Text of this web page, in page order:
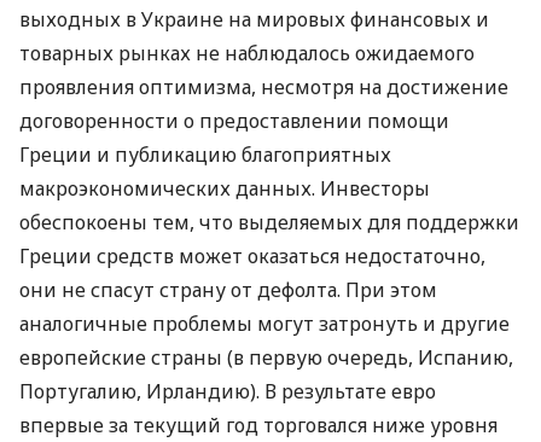
выходных в Украине на мировых финансовых и
товарных рынках не наблюдалось ожидаемого
проявления оптимизма, несмотря на достижение
договоренности о предоставлении помощи
Греции и публикацию благоприятных
макроэкономических данных. Инвесторы
обеспокоены тем, что выделяемых для поддержки
Греции средств может оказаться недостаточно,
они не спасут страну от дефолта. При этом
аналогичные проблемы могут затронуть и другие
европейские страны (в первую очередь, Испанию,
Португалию, Ирландию). В результате евро
впервые за текущий год торговался ниже уровня